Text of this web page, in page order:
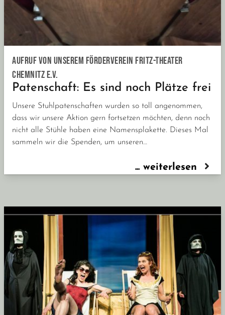
Aufruf von unserem Förderverein Fritz-Theater
Chemnitz e.V.
Patenschaft: Es sind noch Plätze frei
Unsere Stuhlpatenschaften wurden so toll angenommen,
dass wir unsere Aktion gern fortsetzen möchten, denn noch
nicht alle Stühle haben eine Namensplakette. Dieses Mal
sammeln wir die Spenden, um unseren…
... weiterlesen